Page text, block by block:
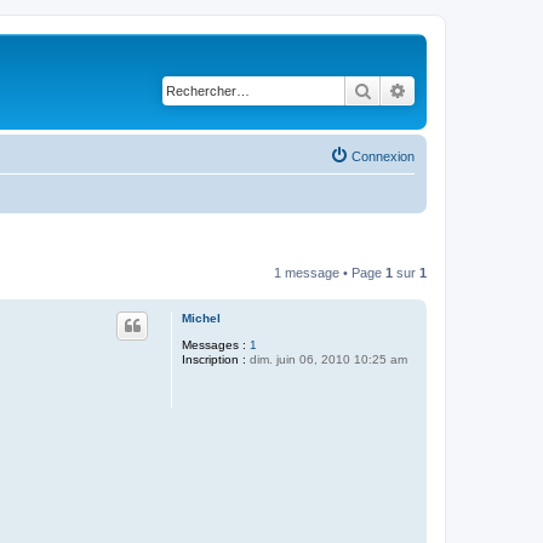
Rechercher
Connexion
1 message • Page 1 sur 1
Michel
Messages : 1
Inscription : dim. juin 06, 2010 10:25 am